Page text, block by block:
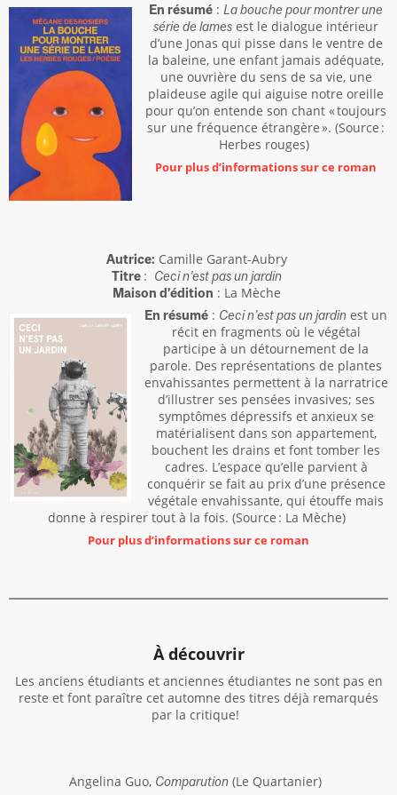
En résumé : La bouche pour montrer une
série de lames est le dialogue intérieur
d’une Jonas qui pisse dans le ventre de
la baleine, une enfant jamais adéquate,
une ouvrière du sens de sa vie, une
plaideuse agile qui aiguise notre oreille
pour qu’on entende son chant « toujours
sur une fréquence étrangère ». (Source :
Herbes rouges)
Pour plus d’informations sur ce roman
Autrice: Camille Garant-Aubry
Titre : Ceci n’est pas un jardin
Maison d’édition : La Mèche
En résumé : Ceci n’est pas un jardin est un
récit en fragments où le végétal
participe à un détournement de la
parole. Des représentations de plantes
envahissantes permettent à la narratrice
d’illustrer ses pensées invasives; ses
symptômes dépressifs et anxieux se
matérialisent dans son appartement,
bouchent les drains et font tomber les
cadres. L’espace qu’elle parvient à
conquérir se fait au prix d’une présence
végétale envahissante, qui étouffe mais
donne à respirer tout à la fois. (Source : La Mèche)
Pour plus d’informations sur ce roman
À découvrir
Les anciens étudiants et anciennes étudiantes ne sont pas en
reste et font paraître cet automne des titres déjà remarqués
par la critique!
Angelina Guo, Comparution(Le Quartanier)